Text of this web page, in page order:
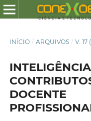
INÍCIO / ARQUIVOS / V. 17